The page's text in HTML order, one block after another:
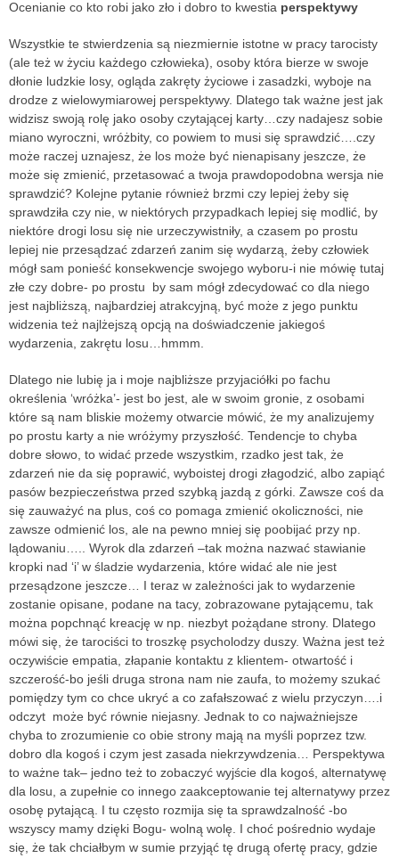
Ocenianie co kto robi jako zło i dobro to kwestia perspektywy
Wszystkie te stwierdzenia są niezmiernie istotne w pracy tarocisty
(ale też w życiu każdego człowieka), osoby która bierze w swoje
dłonie ludzkie losy, ogląda zakręty życiowe i zasadzki, wyboje na
drodze z wielowymiarowej perspektywy. Dlatego tak ważne jest jak
widzisz swoją rolę jako osoby czytającej karty…czy nadajesz sobie
miano wyroczni, wróżbity, co powiem to musi się sprawdzić….czy
może raczej uznajesz, że los może być nienapisany jeszcze, że
może się zmienić, przetasować a twoja prawdopodobna wersja nie
sprawdzić? Kolejne pytanie również brzmi czy lepiej żeby się
sprawdziła czy nie, w niektórych przypadkach lepiej się modlić, by
niektóre drogi losu się nie urzeczywistniły, a czasem po prostu
lepiej nie przesądzać zdarzeń zanim się wydarzą, żeby człowiek
mógł sam ponieść konsekwencje swojego wyboru-i nie mówię tutaj
złe czy dobre- po prostu by sam mógł zdecydować co dla niego
jest najbliższą, najbardziej atrakcyjną, być może z jego punktu
widzenia też najlżejszą opcją na doświadczenie jakiegoś
wydarzenia, zakrętu losu…hmmm.
Dlatego nie lubię ja i moje najbliższe przyjaciółki po fachu
określenia ‘wróżka’- jest bo jest, ale w swoim gronie, z osobami
które są nam bliskie możemy otwarcie mówić, że my analizujemy
po prostu karty a nie wróżymy przyszłość. Tendencje to chyba
dobre słowo, to widać przede wszystkim, rzadko jest tak, że
zdarzeń nie da się poprawić, wyboistej drogi złagodzić, albo zapiąć
pasów bezpieczeństwa przed szybką jazdą z górki. Zawsze coś da
się zauważyć na plus, coś co pomaga zmienić okoliczności, nie
zawsze odmienić los, ale na pewno mniej się poobijać przy np.
lądowaniu….. Wyrok dla zdarzeń –tak można nazwać stawianie
kropki nad ‘i’ w śladzie wydarzenia, które widać ale nie jest
przesądzone jeszcze… I teraz w zależności jak to wydarzenie
zostanie opisane, podane na tacy, zobrazowane pytającemu, tak
można popchnąć kreację w np. niezbyt pożądane strony. Dlatego
mówi się, że tarociści to troszkę psycholodzy duszy. Ważna jest też
oczywiście empatia, złapanie kontaktu z klientem- otwartość i
szczerość-bo jeśli druga strona nam nie zaufa, to możemy szukać
pomiędzy tym co chce ukryć a co zafałszować z wielu przyczyn….i
odczyt może być równie niejasny. Jednak to co najważniejsze
chyba to zrozumienie co obie strony mają na myśli poprzez tzw.
dobro dla kogoś i czym jest zasada niekrzywdzenia… Perspektywa
to ważne tak– jedno też to zobaczyć wyjście dla kogoś, alternatywę
dla losu, a zupełnie co innego zaakceptowanie tej alternatywy przez
osobę pytającą. I tu często rozmija się ta sprawdzalność -bo
wszyscy mamy dzięki Bogu- wolną wolę. I choć pośrednio wydaje
się, że tak chciałbym w sumie przyjąć tę drugą ofertę pracy, gdzie